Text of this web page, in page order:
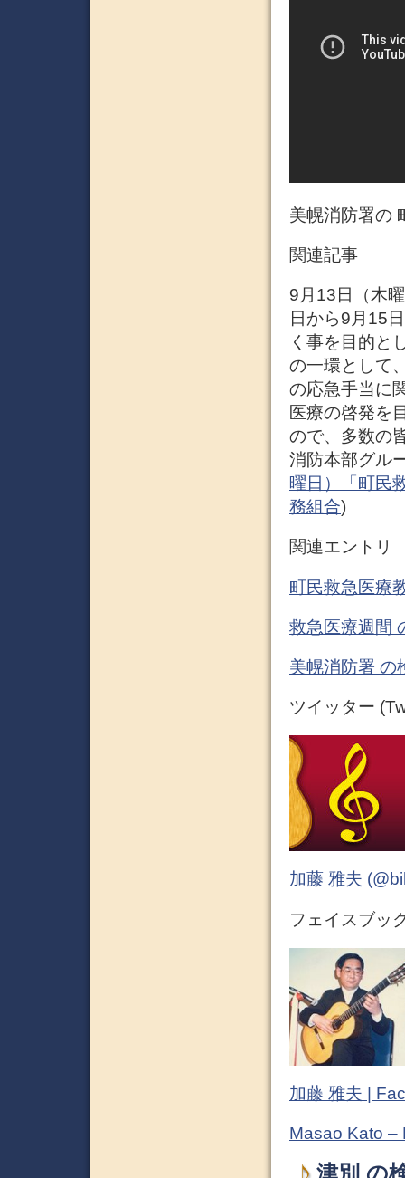
美幌消防署の
関連記事
9月13日（木
日から9月15
く事を目的と
の一環として
の応急手当に
医療の啓発を
ので、多数の
消防本部グル
曜日）「町民
務組合)
関連エントリ
町民救急医療
救急医療週間
美幌消防署 の
ツイッター
加藤 雅夫
フェイスブッ
加藤 雅夫 |
Masao Kato –